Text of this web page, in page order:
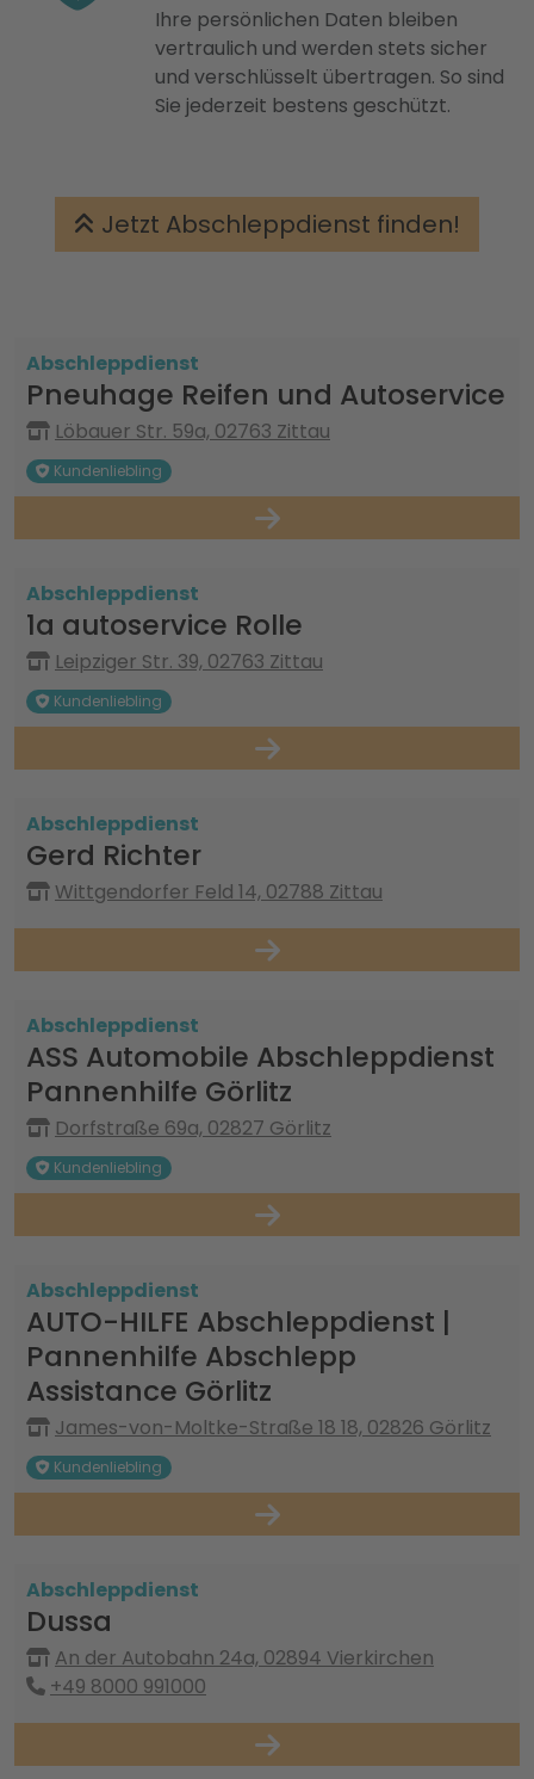
Ihre persönlichen Daten bleiben
vertraulich und werden stets sicher
und verschlüsselt übertragen. So sind
Sie jederzeit bestens geschützt.
Jetzt Abschleppdienst finden!
Abschleppdienst
Pneuhage Reifen und Autoservice
Löbauer Str. 59a, 02763 Zittau
Kundenliebling
Abschleppdienst
1a autoservice Rolle
Leipziger Str. 39, 02763 Zittau
Kundenliebling
Abschleppdienst
Gerd Richter
Wittgendorfer Feld 14, 02788 Zittau
Abschleppdienst
ASS Automobile Abschleppdienst
Pannenhilfe Görlitz
Dorfstraße 69a, 02827 Görlitz
Kundenliebling
Abschleppdienst
AUTO-HILFE Abschleppdienst |
Pannenhilfe Abschlepp
Assistance Görlitz
James-von-Moltke-Straße 18 18, 02826 Görlitz
Kundenliebling
Abschleppdienst
Dussa
An der Autobahn 24a, 02894 Vierkirchen
+49 8000 991000